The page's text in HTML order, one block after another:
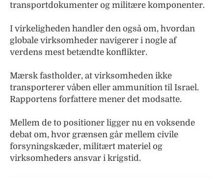
transportdokumenter og militære komponenter.
I virkeligheden handler den også om, hvordan
globale virksomheder navigerer i nogle af
verdens mest betændte konflikter.
Mærsk fastholder, at virksomheden ikke
transporterer våben eller ammunition til Israel.
Rapportens forfattere mener det modsatte.
Mellem de to positioner ligger nu en voksende
debat om, hvor grænsen går mellem civile
forsyningskæder, militært materiel og
virksomheders ansvar i krigstid.